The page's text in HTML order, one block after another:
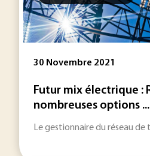
30 Novembre 2021
Futur mix électrique :
nombreuses options ...
Le gestionnaire du réseau